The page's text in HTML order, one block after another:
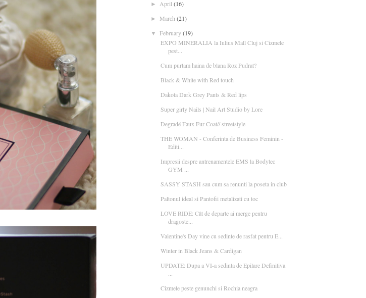
► April (16)
► March (21)
▼ February(19)
EXPO MINERALIA la Iulius Mall Cluj si Cizmele
pest...
Cum purtam haina de blana Roz Pudrat?
Black & White with Red touch
Dakota Dark Grey Pants & Red lips
Super girly Nails | Nail Art Studio by Lore
Degradé Faux Fur Coat// streetstyle
THE WOMAN - Conferinta de Business Feminin -
Editi...
Impresii despre antrenamentele EMS la Bodytec
GYM ...
SASSY STASH sau cum sa renunti la poseta in club
Paltonul ideal si Pantofii metalizati cu toc
LOVE RIDE: Cât de departe ai merge pentru
dragoste...
Valentine's Day vine cu sedinte de rasfat pentru E...
Winter in Black Jeans & Cardigan
UPDATE: Dupa a VI-a sedinta de Epilare Definitiva
Cizmele peste genunchi si Rochia neagra